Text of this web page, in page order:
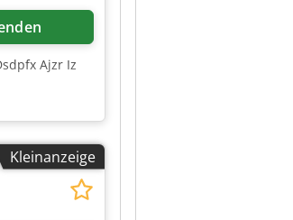
Ajzr Iz
Kleinanzeige